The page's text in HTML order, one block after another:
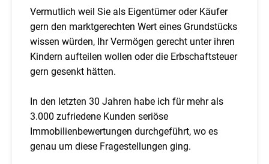
Vermutlich weil Sie als Eigentümer oder Käufer
gern den marktgerechten Wert eines Grundstücks
wissen würden, Ihr Vermögen gerecht unter ihren
Kindern aufteilen wollen oder die Erbschaftsteuer
gern gesenkt hätten.
In den letzten 30 Jahren habe ich für mehr als
3.000 zufriedene Kunden seriöse
Immobilienbewertungen durchgeführt, wo es
genau um diese Fragestellungen ging.